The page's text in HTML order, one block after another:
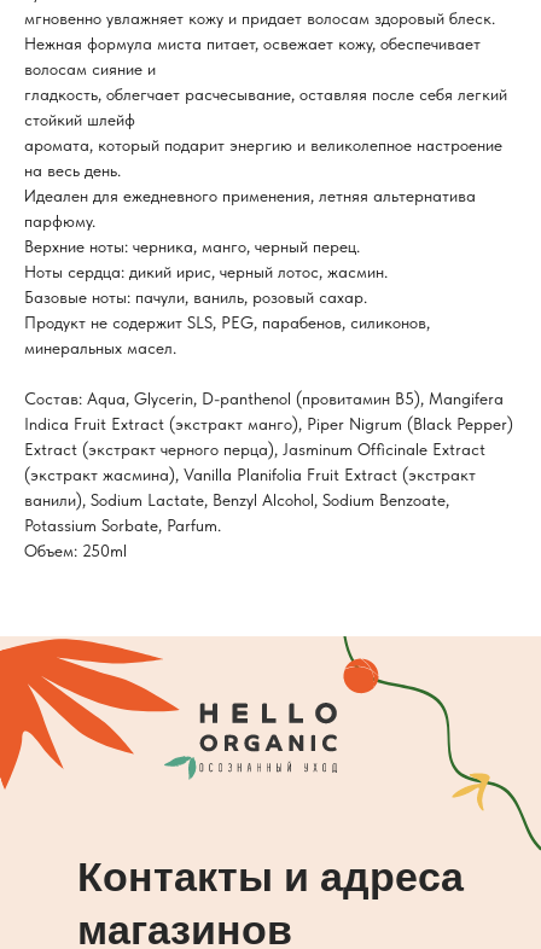
мгновенно увлажняет кожу и придает волосам здоровый блеск.
Нежная формула миста питает, освежает кожу, обеспечивает
волосам сияние и
гладкость, облегчает расчесывание, оставляя после себя легкий
стойкий шлейф
аромата, который подарит энергию и великолепное настроение
на весь день.
Идеален для ежедневного применения, летняя альтернатива
парфюму.
Верхние ноты: черника, манго, черный перец.
Ноты сердца: дикий ирис, черный лотос, жасмин.
Базовые ноты: пачули, ваниль, розовый сахар.
Продукт не содержит SLS, PEG, парабенов, силиконов,
минеральных масел.
Состав: Aqua, Glycerin, D-panthenol (провитамин В5), Mangifera
Indica Fruit Extract (экстракт манго), Piper Nigrum (Black Pepper)
Extract (экстракт черного перца), Jasminum Officinale Extract
(экстракт жасмина), Vanilla Planifolia Fruit Extract (экстракт
ванили), Sodium Lactate, Benzyl Alcohol, Sodium Benzoate,
Potassium Sorbate, Parfum.
Объем: 250ml
Контакты и адреса
магазинов